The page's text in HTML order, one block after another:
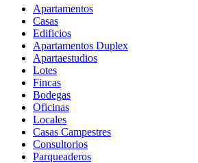
Apartamentos
Casas
Edificios
Apartamentos Duplex
Apartaestudios
Lotes
Fincas
Bodegas
Oficinas
Locales
Casas Campestres
Consultorios
Parqueaderos